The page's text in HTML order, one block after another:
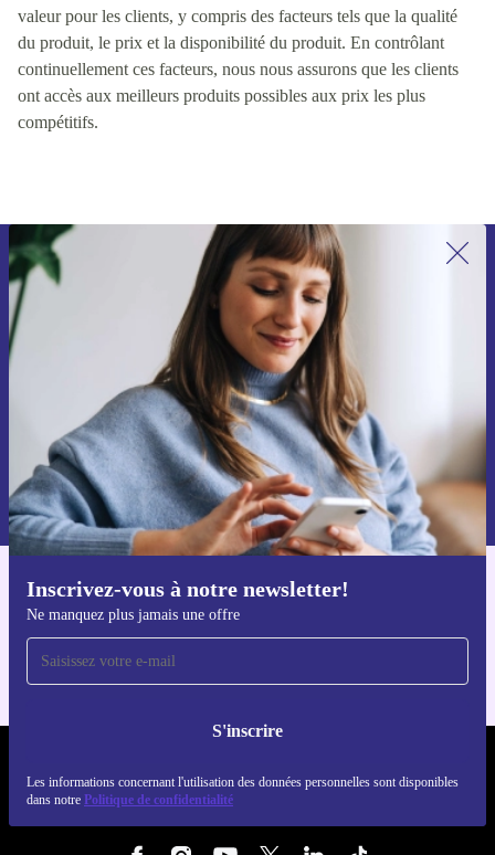
valeur pour les clients, y compris des facteurs tels que la qualité
du produit, le prix et la disponibilité du produit. En contrôlant
continuellement ces facteurs, nous nous assurons que les clients
ont accès aux meilleurs produits possibles aux prix les plus
compétitifs.
Inscrivez-vous à notre newsletter!
Ne manquez plus jamais une offre
S'inscrire
Les informations concernant l'utilisation des données personnelles sont disponibles
dans notre Politique de confidentialité
Recevoir offres et infos de refurbed
par mail
Ne manquez plus aucune offre.
S'inscrire
Retrouvez les informations sur l'utilisation des données personnelles
dans notre
politique de confidentialité.
Téléchargez l'application refurbed
Pour iOS et Android